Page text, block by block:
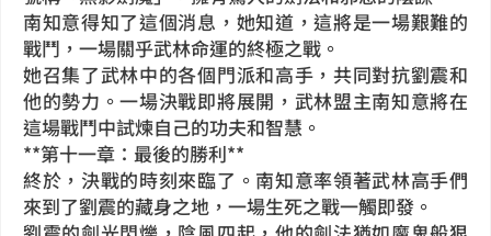
南知意得知了這個消息，她知道，這將是一場艱難的
戰鬥，一場關乎武林命運的終極之戰。
她召集了武林中的各個門派和高手，共同對抗劉震和
他的勢力。一場決戰即將展開，武林盟主南知意將在
這場戰鬥中試煉自己的功夫和智慧。
**第十一章：最後的勝利**
終於，決戰的時刻來臨了。南知意率領著武林高手們
來到了劉震的藏身之地，一場生死之戰一觸即發。